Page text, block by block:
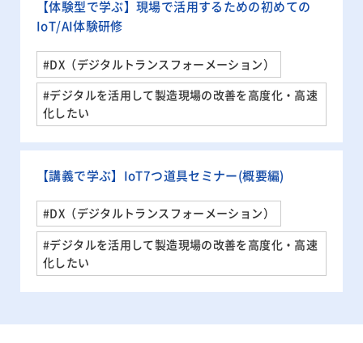
【体験型で学ぶ】現場で活用するための初めての
IoT/AI体験研修
#DX（デジタルトランスフォーメーション）
#デジタルを活用して製造現場の改善を高度化・高速
化したい
【講義で学ぶ】IoT7つ道具セミナー(概要編)
#DX（デジタルトランスフォーメーション）
#デジタルを活用して製造現場の改善を高度化・高速
化したい